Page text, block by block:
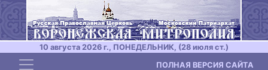
10 августа 2026 г., ПОНЕДЕЛЬНИК, (28 июля ст.)
Toggle navigation ПОЛНАЯ ВЕРСИЯ САЙТА